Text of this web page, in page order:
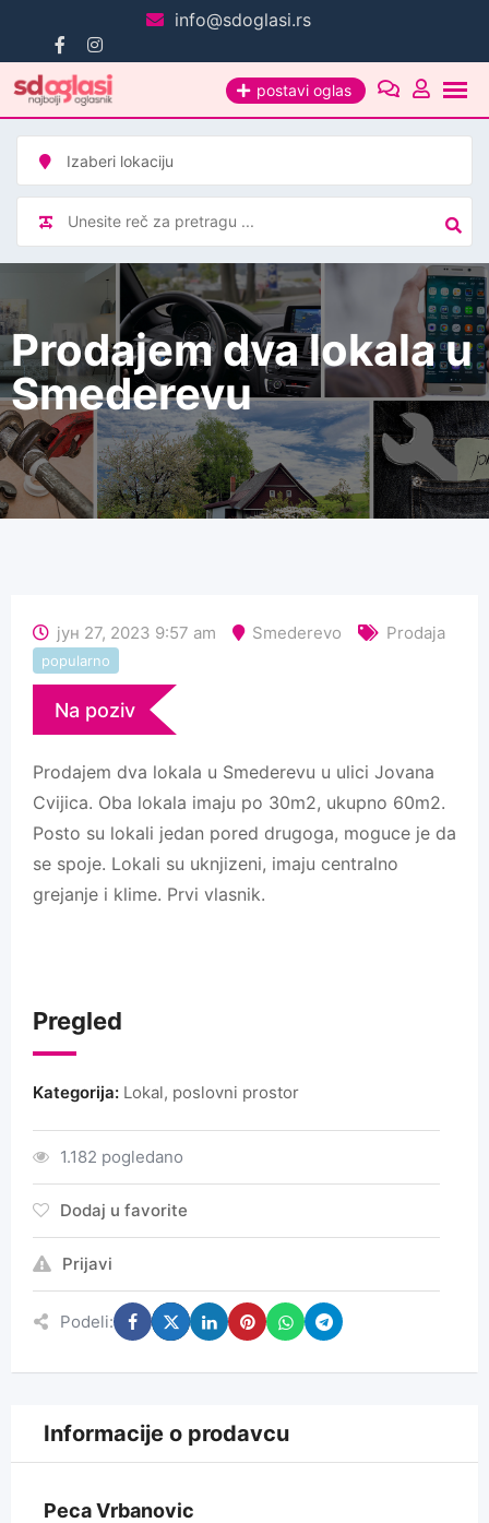
sadržaj
info@sdoglasi.rs
postavi oglas
Prodajem dva lokala u
Smederevu
јун 27, 2023 9:57 am Smederevo Prodaja
popularno
Na poziv
Prodajem dva lokala u Smederevu u ulici Jovana
Cvijica. Oba lokala imaju po 30m2, ukupno 60m2.
Posto su lokali jedan pored drugoga, moguce je da
se spoje. Lokali su uknjizeni, imaju centralno
grejanje i klime. Prvi vlasnik.
Pregled
Kategorija: Lokal, poslovni prostor
1.182 pogledano
Dodaj u favorite
Prijavi
Podeli:
Informacije o prodavcu
Peca Vrbanovic